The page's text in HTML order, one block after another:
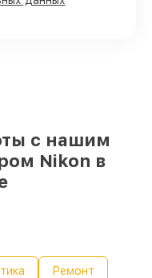
с нашим
Nikon в
Ремонт